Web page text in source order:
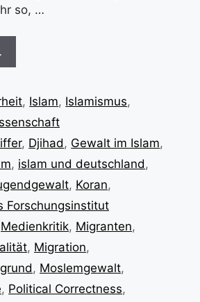
so, …
, Islam, Islamismus,
, Djihad, Gewalt im Islam,
, islam und deutschland,
, Koran,
Forschungsinstitut
Medienkritik, Migranten,
, Migration,
, Moslemgewalt,
, Political Correctness,